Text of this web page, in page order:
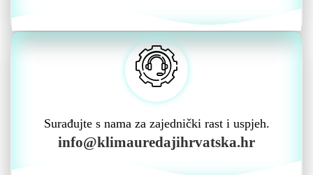
Surađujte s nama za zajednički rast i uspjeh.
info@klimauredajihrvatska.hr